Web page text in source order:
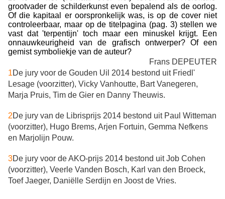
grootvader de schilderkunst even bepalend als de oorlog.
Of die kapitaal er oorspronkelijk was, is op de cover niet
controleerbaar, maar op de titelpagina (pag. 3) stellen we
vast dat 'terpentijn' toch maar een minuskel krijgt. Een
onnauwkeurigheid van de grafisch ontwerper? Of een
gemist symboliekje van de auteur?
Frans DEPEUTER
1De jury voor de Gouden Uil 2014 bestond uit Friedl'
Lesage (voorzitter), Vicky Vanhoutte, Bart Vanegeren,
Marja Pruis, Tim de Gier en Danny Theuwis.
2De jury van de Librisprijs 2014 bestond uit Paul Witteman
(voorzitter), Hugo Brems, Arjen Fortuin, Gemma Nefkens
en Marjolijn Pouw.
3De jury voor de AKO-prijs 2014 bestond uit Job Cohen
(voorzitter), Veerle Vanden Bosch, Karl van den Broeck,
Toef Jaeger, Daniëlle Serdijn en Joost de Vries.